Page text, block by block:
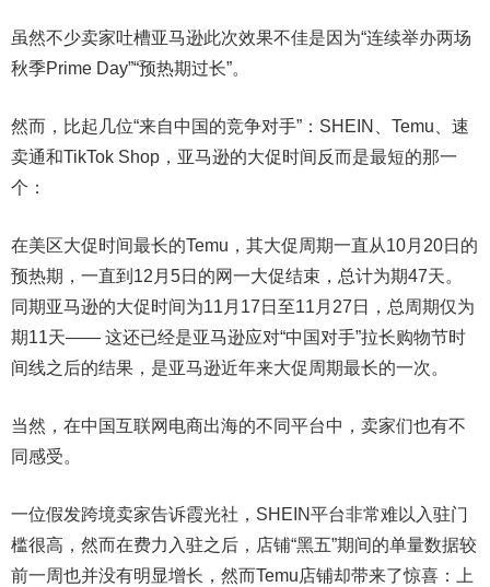
虽然不少卖家吐槽亚马逊此次效果不佳是因为“连续举办两场
秋季Prime Day”“预热期过长”。
然而，比起几位“来自中国的竞争对手”：SHEIN、Temu、速
卖通和TikTok Shop，亚马逊的大促时间反而是最短的那一
个：
在美区大促时间最长的Temu，其大促周期一直从10月20日的
预热期，一直到12月5日的网一大促结束，总计为期47天。
同期亚马逊的大促时间为11月17日至11月27日，总周期仅为
期11天—— 这还已经是亚马逊应对“中国对手”拉长购物节时
间线之后的结果，是亚马逊近年来大促周期最长的一次。
当然，在中国互联网电商出海的不同平台中，卖家们也有不
同感受。
一位假发跨境卖家告诉霞光社，SHEIN平台非常难以入驻门
槛很高，然而在费力入驻之后，店铺“黑五”期间的单量数据较
前一周也并没有明显增长，然而Temu店铺却带来了惊喜：上